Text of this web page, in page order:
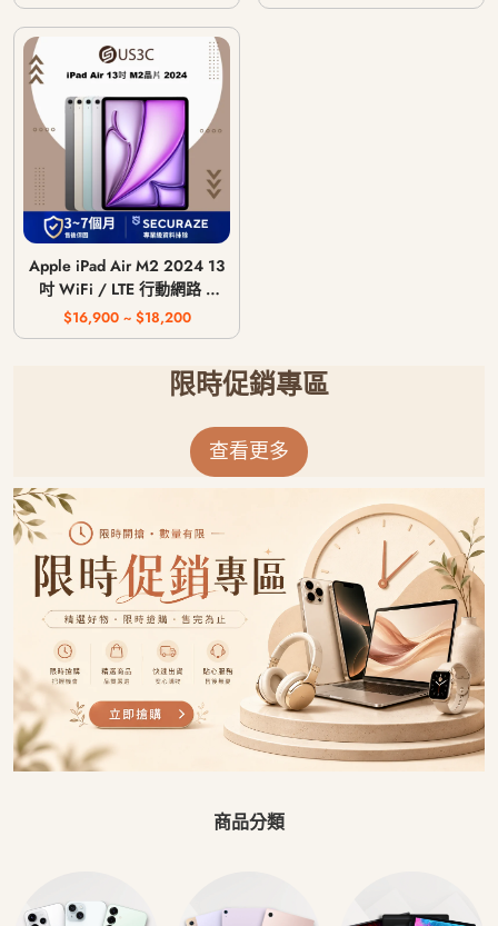
Apple iPad Air M2 2024 13
吋 WiFi / LTE 行動網路 /
128G 256G 512G 1T
$16,900 ~ $18,200
限時促銷專區
查看更多
商品分類